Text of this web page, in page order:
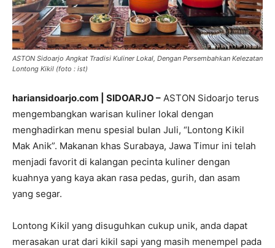
ASTON Sidoarjo Angkat Tradisi Kuliner Lokal, Dengan Persembahkan Kelezatan
Lontong Kikil (foto : ist)
hariansidoarjo.com | SIDOARJO – ASTON Sidoarjo terus
mengembangkan warisan kuliner lokal dengan
menghadirkan menu spesial bulan Juli, “Lontong Kikil
Mak Anik”. Makanan khas Surabaya, Jawa Timur ini telah
menjadi favorit di kalangan pecinta kuliner dengan
kuahnya yang kaya akan rasa pedas, gurih, dan asam
yang segar.
Lontong Kikil yang disuguhkan cukup unik, anda dapat
merasakan urat dari kikil sapi yang masih menempel pada